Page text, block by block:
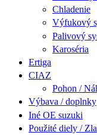
Chladenie
Výfukový
Palivový
Karoséria
Ertiga
CIAZ
Pohon /
Výbava / doplnky
Iné OE suzuki
Použité diely /